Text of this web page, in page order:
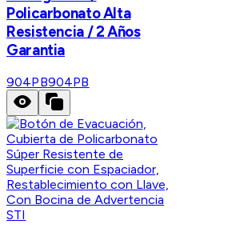
Policarbonato Alta
Resistencia / 2 Años
Garantia
904PB904PB
STI